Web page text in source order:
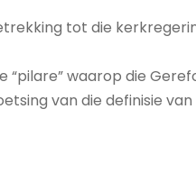
tot die
“pilare” waarop die
van die definisie